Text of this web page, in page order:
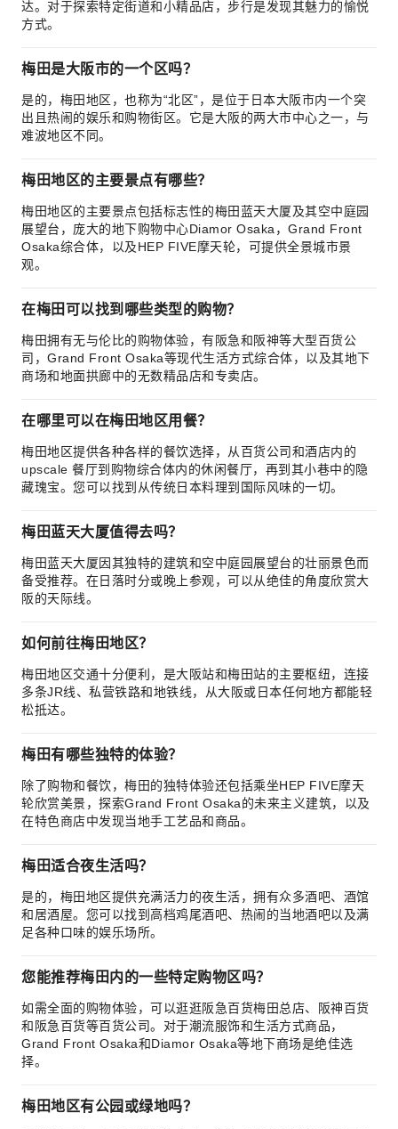
达。对于探索特定街道和小精品店，步行是发现其魅力的愉悦
方式。
梅田是大阪市的一个区吗？
是的，梅田地区，也称为“北区”，是位于日本大阪市内一个突
出且热闹的娱乐和购物街区。它是大阪的两大市中心之一，与
难波地区不同。
梅田地区的主要景点有哪些？
梅田地区的主要景点包括标志性的梅田蓝天大厦及其空中庭园
展望台，庞大的地下购物中心Diamor Osaka，Grand Front
Osaka综合体，以及HEP FIVE摩天轮，可提供全景城市景
观。
在梅田可以找到哪些类型的购物？
梅田拥有无与伦比的购物体验，有阪急和阪神等大型百货公
司，Grand Front Osaka等现代生活方式综合体，以及其地下
商场和地面拱廊中的无数精品店和专卖店。
在哪里可以在梅田地区用餐？
梅田地区提供各种各样的餐饮选择，从百货公司和酒店内的
upscale 餐厅到购物综合体内的休闲餐厅，再到其小巷中的隐
藏瑰宝。您可以找到从传统日本料理到国际风味的一切。
梅田蓝天大厦值得去吗？
梅田蓝天大厦因其独特的建筑和空中庭园展望台的壮丽景色而
备受推荐。在日落时分或晚上参观，可以从绝佳的角度欣赏大
阪的天际线。
如何前往梅田地区？
梅田地区交通十分便利，是大阪站和梅田站的主要枢纽，连接
多条JR线、私营铁路和地铁线，从大阪或日本任何地方都能轻
松抵达。
梅田有哪些独特的体验？
除了购物和餐饮，梅田的独特体验还包括乘坐HEP FIVE摩天
轮欣赏美景，探索Grand Front Osaka的未来主义建筑，以及
在特色商店中发现当地手工艺品和商品。
梅田适合夜生活吗？
是的，梅田地区提供充满活力的夜生活，拥有众多酒吧、酒馆
和居酒屋。您可以找到高档鸡尾酒吧、热闹的当地酒吧以及满
足各种口味的娱乐场所。
您能推荐梅田内的一些特定购物区吗？
如需全面的购物体验，可以逛逛阪急百货梅田总店、阪神百货
和阪急百货等百货公司。对于潮流服饰和生活方式商品，
Grand Front Osaka和Diamor Osaka等地下商场是绝佳选
择。
梅田地区有公园或绿地吗？